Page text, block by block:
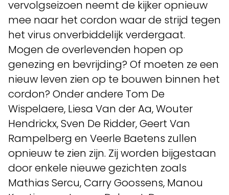
vervolgseizoen neemt de kijker opnieuw
mee naar het cordon waar de strijd tegen
het virus onverbiddelijk verdergaat.
Mogen de overlevenden hopen op
genezing en bevrijding? Of moeten ze een
nieuw leven zien op te bouwen binnen het
cordon? Onder andere Tom De
Wispelaere, Liesa Van der Aa, Wouter
Hendrickx, Sven De Ridder, Geert Van
Rampelberg en Veerle Baetens zullen
opnieuw te zien zijn. Zij worden bijgestaan
door enkele nieuwe gezichten zoals
Mathias Sercu, Carry Goossens, Manou